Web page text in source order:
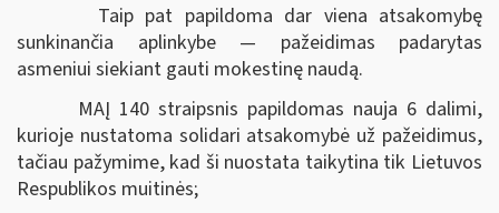
Taip pat papildoma dar viena atsakomybę
sunkinančia aplinkybe — pažeidimas padarytas
asmeniui siekiant gauti mokestinę naudą.
MAĮ 140 straipsnis papildomas nauja 6 dalimi,
kurioje nustatoma solidari atsakomybė už pažeidimus,
tačiau pažymime, kad ši nuostata taikytina tik Lietuvos
Respublikos muitinės;